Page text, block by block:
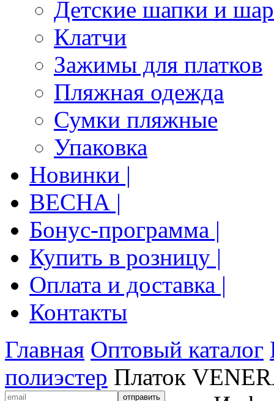
Детские шапки и
Клатчи
Зажимы для платков
Пляжная одежда
Сумки пляжные
Упаковка
Новинки |
ВЕСНА |
Бонус-программа |
Купить в розницу |
Оплата и доставка |
Контакты
Главная Оптовый каталог
полиэстер Платок